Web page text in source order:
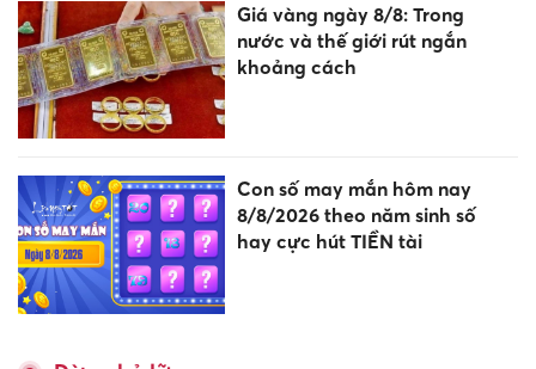
Giá vàng ngày 8/8: Trong
nước và thế giới rút ngắn
khoảng cách
Con số may mắn hôm nay
8/8/2026 theo năm sinh số
hay cực hút TIỀN tài